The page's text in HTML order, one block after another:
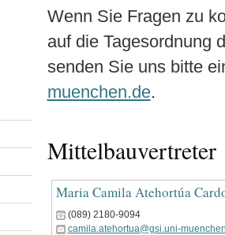
Wenn Sie Fragen zu
auf die Tagesordnung
senden Sie uns bitte
muenchen.de.
Mittelbauvertreter
Maria Camila Atehortúa
(089) 2180-9094
camila.atehortua@gsi.uni-